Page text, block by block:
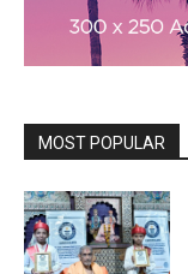
MOST POPULAR